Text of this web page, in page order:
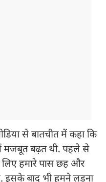
से बातचीत में कहा कि
बढ़त थी. पहले से
लिए हमारे पास छह और
इसके बाद भी हमने लड़ना